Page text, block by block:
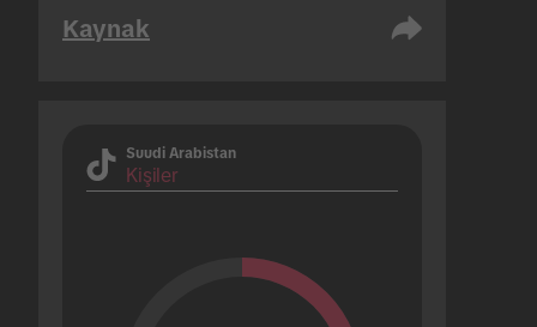
Kaynak
Suudi Arabistan
Kişiler